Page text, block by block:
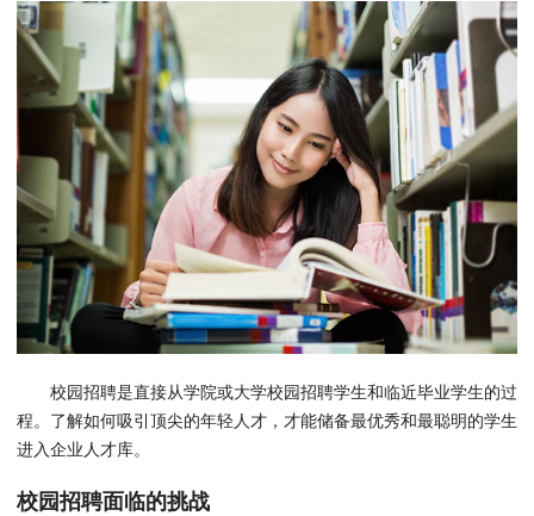
校园招聘是直接从学院或大学校园招聘学生和临近毕业学生的过
程。了解如何吸引顶尖的年轻人才，才能储备最优秀和最聪明的学生
进入企业人才库。
校园招聘面临的挑战